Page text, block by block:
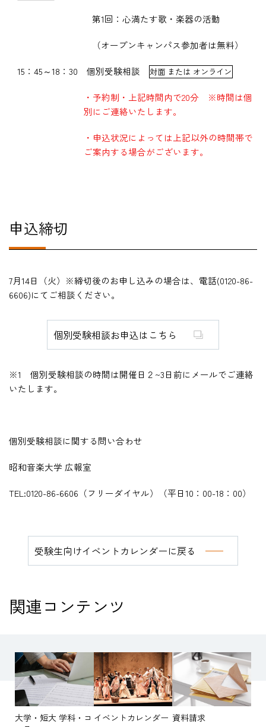
第1回：心満たす歌・楽器の活動
（オープンキャンパス参加者は無料）
15 ：45～18 ： 30 個別受験相談 対面 または オンライン
・予約制・上記時間内で20分 ※時間は個
別にご連絡いたします。
・申込状況によっては上記以外の時間帯で
ご案内する場合がございます。
申込締切
7月14日（火）※締切後のお申し込みの場合は、電話(0120-86-
6606)にてご相談ください。
個別受験相談お申込はこちら
※1 個別受験相談の時間は開催日２ ~3日前にメールでご連絡
いたします。
個別受験相談に関する問い合わせ
昭和音楽大学 広報室
TEL:0120-86-6606 （フリーダイヤル）（平日10 ： 00-18 ： 00）
受験生向けイベントカレンダーに戻る
関連コンテンツ
大学・短大 学科・コ イベントカレンダー 資料請求